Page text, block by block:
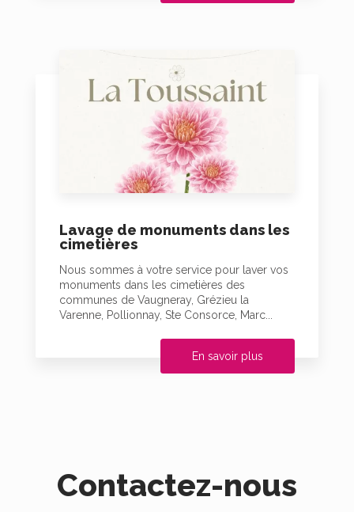
Lavage de monuments dans les
cimetières
Nous sommes à votre service pour laver vos
monuments dans les cimetières des
communes de Vaugneray, Grézieu la
Varenne, Pollionnay, Ste Consorce, Marc...
En savoir plus
Contactez-nous